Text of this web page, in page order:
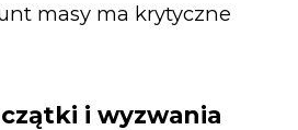
masy ma krytyczne
i wyzwania